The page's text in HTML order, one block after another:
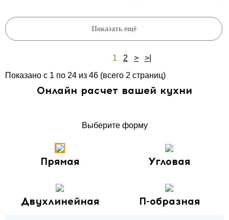
Показать ещё
1 2 >
>|
Показано с 1 по 24 из 46 (всего 2 страниц)
Онлайн расчет вашей кухни
Выберите форму
Прямая Угловая
Двухлинейная П-образная